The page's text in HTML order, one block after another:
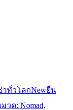
าทั่วโลกNewยื่น
วด: Nomad,